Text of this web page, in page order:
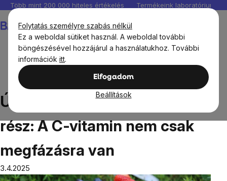
Folytatás személyre szabás nélkül
Ez a weboldal sütiket használ. A weboldal további
böngészésével hozzájárul a használatukhoz. További
információk itt.
Elfogadom
Beállítások
Ugrás
fő
tartalomhoz
Több mint 200 000 hiteles értékelés Termékeink
Útmutató a C-vitaminról, 1. rész: A C-vitamin nem
csak megfázásra van
Útmutató a C-vitaminról, 1.
rész: A C-vitamin nem csak
megfázásra van
3.4.2025